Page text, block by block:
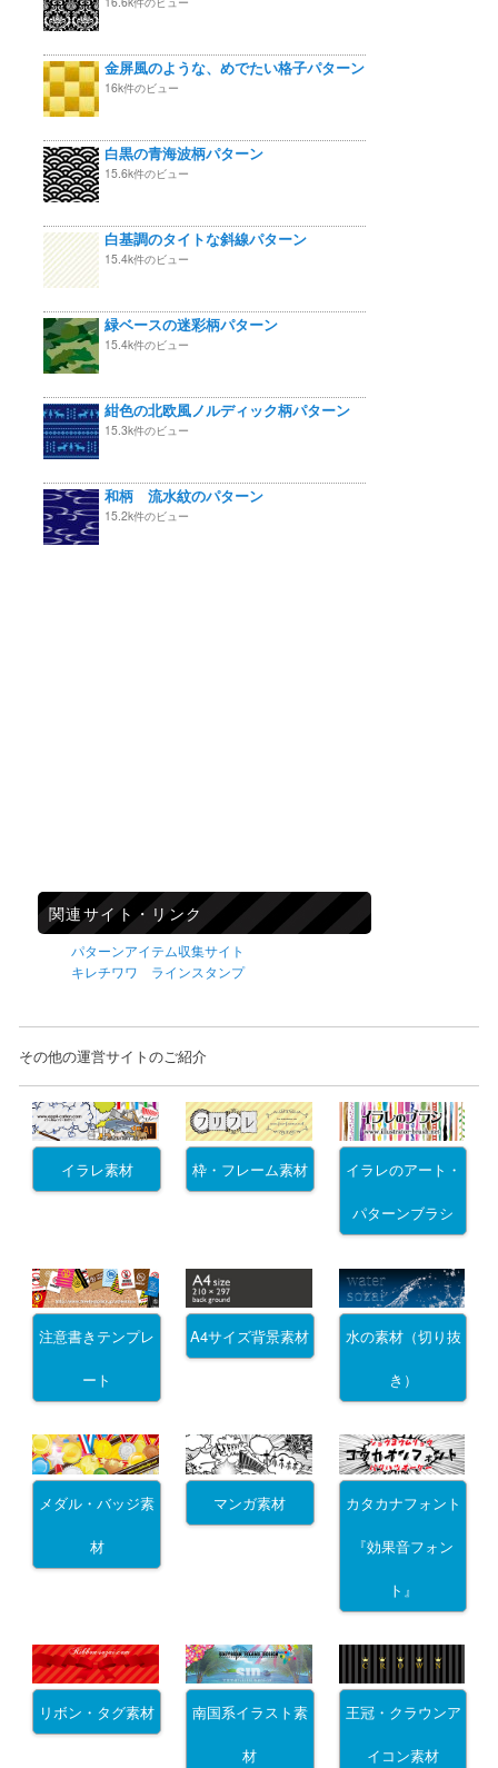
金屏風のような、めでたい格子パターン
16k件のビュー
白黒の青海波柄パターン
15.6k件のビュー
白基調のタイトな斜線パターン
15.4k件のビュー
緑ベースの迷彩柄パターン
15.4k件のビュー
紺色の北欧風ノルディック柄パターン
15.3k件のビュー
和柄 流水紋のパターン
15.2k件のビュー
関連サイト・リンク
パターンアイテム収集サイト
キレチワワ ラインスタンプ
その他の運営サイトのご紹介
イラレ素材 枠・フレーム素材 イラレのアート・
パターンブラシ
注意書きテンプレ
ート
A4サイズ背景素材 水の素材（切り抜
き）
メダル・バッジ素
材
マンガ素材 カタカナフォント
『効果音フォン
ト』
リボン・タグ素材 南国系イラスト素
材
王冠・クラウンア
イコン素材